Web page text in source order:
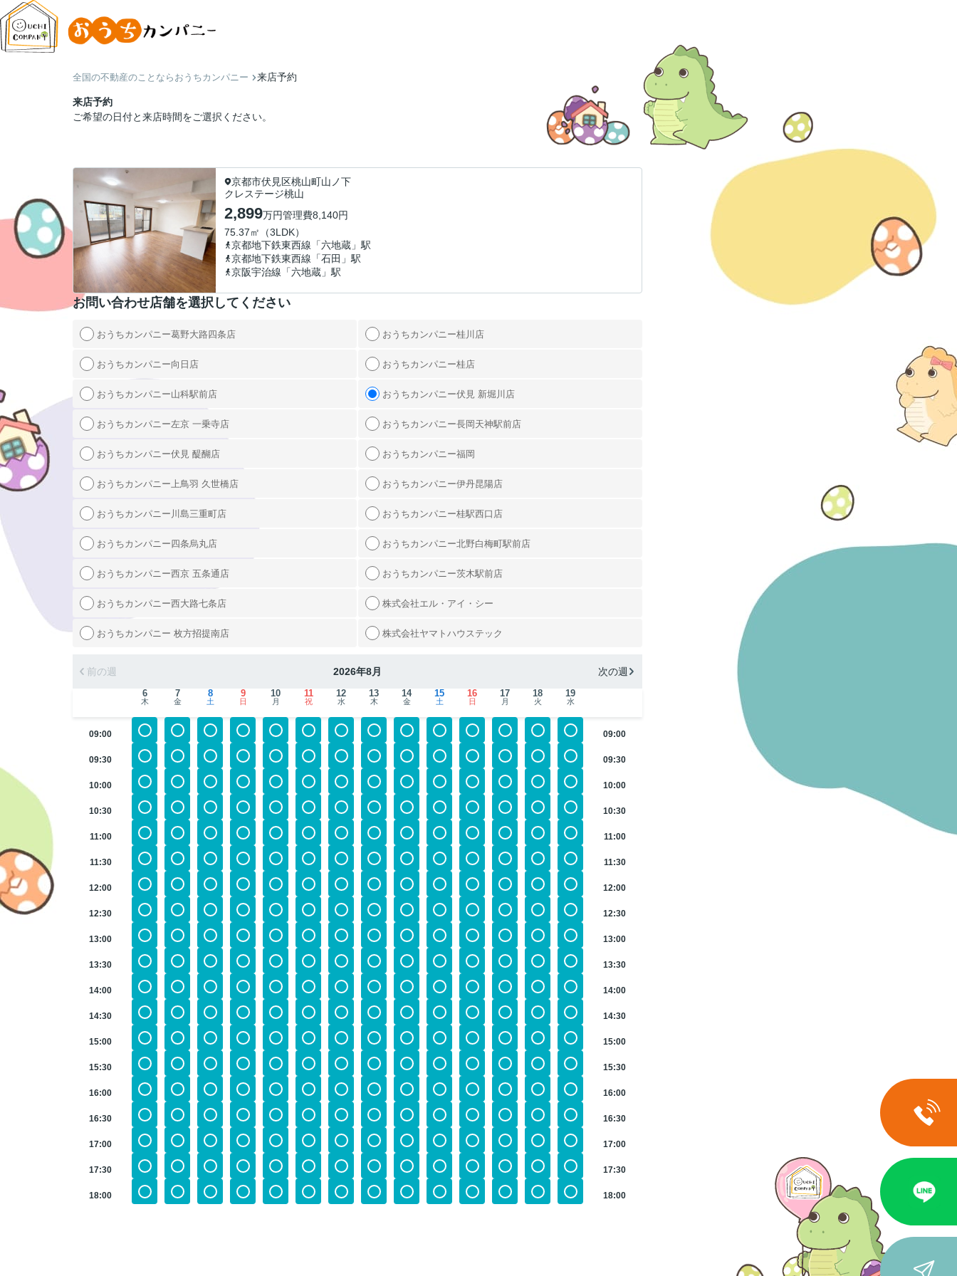
全国の不動産のことならおうちカンパニー 来店予約
来店予約
ご希望の日付と来店時間をご選択ください。
京都市伏見区桃山町山ノ下
クレステージ桃山
2,899万円管理費8,140円
75.37㎡（3LDK）
京都地下鉄東西線「六地蔵」駅
京都地下鉄東西線「石田」駅
京阪宇治線「六地蔵」駅
お問い合わせ店舗を選択してください
おうちカンパニー葛野大路四条店 おうちカンパニー桂川店
おうちカンパニー向日店 おうちカンパニー桂店
おうちカンパニー山科駅前店 おうちカンパニー伏見 新堀川店
おうちカンパニー左京 一乗寺店 おうちカンパニー長岡天神駅前店
おうちカンパニー伏見 醍醐店 おうちカンパニー福岡
おうちカンパニー上鳥羽 久世橋店 おうちカンパニー伊丹昆陽店
おうちカンパニー川島三重町店 おうちカンパニー桂駅西口店
おうちカンパニー四条烏丸店 おうちカンパニー北野白梅町駅前店
おうちカンパニー西京 五条通店 おうちカンパニー茨木駅前店
おうちカンパニー西大路七条店 株式会社エル・アイ・シー
おうちカンパニー 枚方招提南店 株式会社ヤマトハウステック
前の週 2026年8月 次の週
6
木
7
金
8
土
9
日
10
月
11
祝
12
水
13
木
14
金
15
土
16
日
17
月
18
火
19
水
09:00 09:00
09:30 09:30
10:00 10:00
10:30 10:30
11:00 11:00
11:30 11:30
12:00 12:00
12:30 12:30
13:00 13:00
13:30 13:30
14:00 14:00
14:30 14:30
15:00 15:00
15:30 15:30
16:00 16:00
16:30 16:30
17:00 17:00
17:30 17:30
18:00 18:00